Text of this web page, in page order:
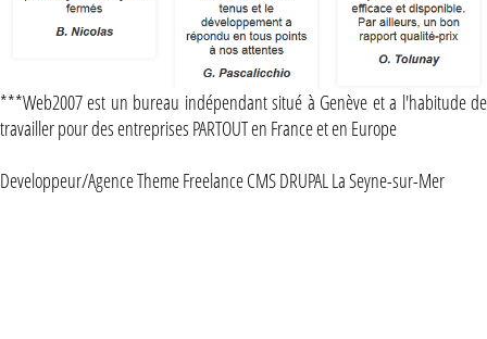
***Web2007 est un bureau indépendant situé à Genève et a l'habitude de
travailler pour des entreprises PARTOUT en France et en Europe
Developpeur/Agence Theme Freelance CMS DRUPAL La Seyne-sur-Mer